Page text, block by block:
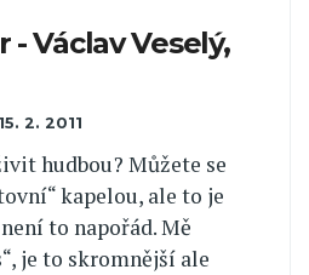
- Václav Veselý,
15. 2. 2011
hudbou? Můžete se
kapelou, ale to je
to napořád. Mě
je to skromnější ale